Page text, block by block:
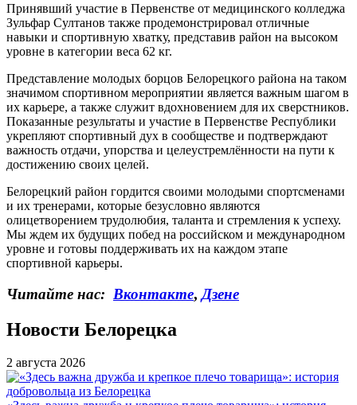
Принявший участие в Первенстве от медицинского колледжа
Зульфар Султанов также продемонстрировал отличные
навыки и спортивную хватку, представив район на высоком
уровне в категории веса 62 кг.
Представление молодых борцов Белорецкого района на таком
значимом спортивном мероприятии является важным шагом в
их карьере, а также служит вдохновением для их сверстников.
Показанные результаты и участие в Первенстве Республики
укрепляют спортивный дух в сообществе и подтверждают
важность отдачи, упорства и целеустремлённости на пути к
достижению своих целей.
Белорецкий район гордится своими молодыми спортсменами
и их тренерами, которые безусловно являются
олицетворением трудолюбия, таланта и стремления к успеху.
Мы ждем их будущих побед на российском и международном
уровне и готовы поддерживать их на каждом этапе
спортивной карьеры.
Читайте нас: Вконтакте, Дзене
Новости Белорецка
2 августа 2026